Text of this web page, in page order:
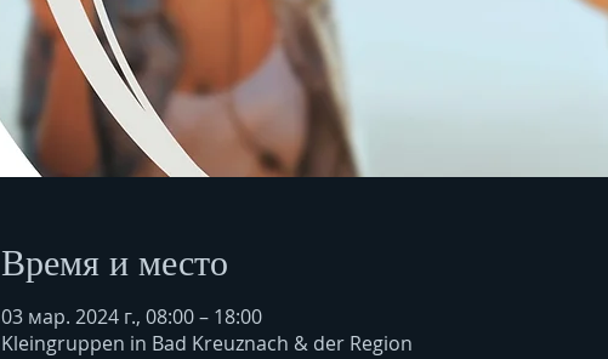
Время и место
03 мар. 2024 г., 08:00 – 18:00
Kleingruppen in Bad Kreuznach & der Region